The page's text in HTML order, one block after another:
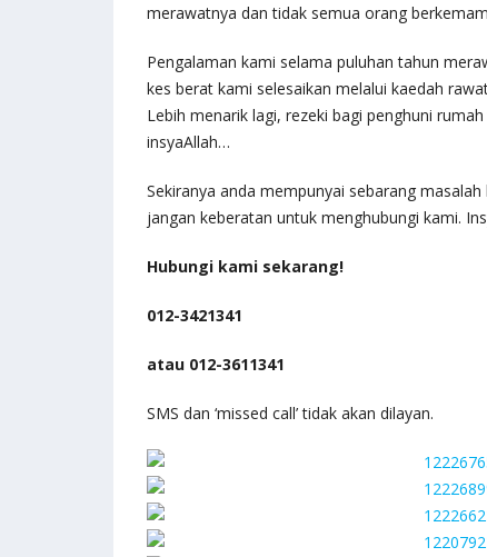
merawatnya dan tidak semua orang
Pengalaman kami selama puluhan tahun
kes berat kami selesaikan melalui kaedah
Lebih menarik lagi, rezeki bagi penghuni
insyaAllah…
Sekiranya anda mempunyai sebarang
jangan keberatan untuk menghubungi kami.
Hubungi kami sekarang!
012-3421341
atau 012-3611341
SMS dan ‘missed call’ tidak akan dilayan.